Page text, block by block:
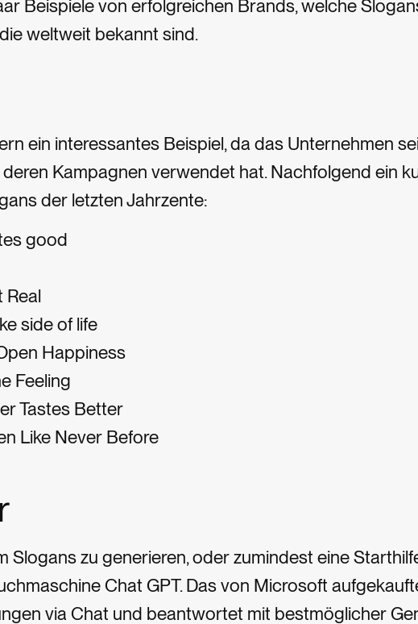
Beispiele von erfolgreichen Brands, welche
weltweit bekannt sind.
ein interessantes Beispiel, da das Unternehmen
Kampagnen verwendet hat. Nachfolgend ein
der letzten Jahrzente:
good
Real
side of life
Happiness
Feeling
Tastes Better
Like Never Before
Slogans zu generieren, oder zumindest eine
Chat GPT. Das von Microsoft
via Chat und beantwortet mit bestmöglicher